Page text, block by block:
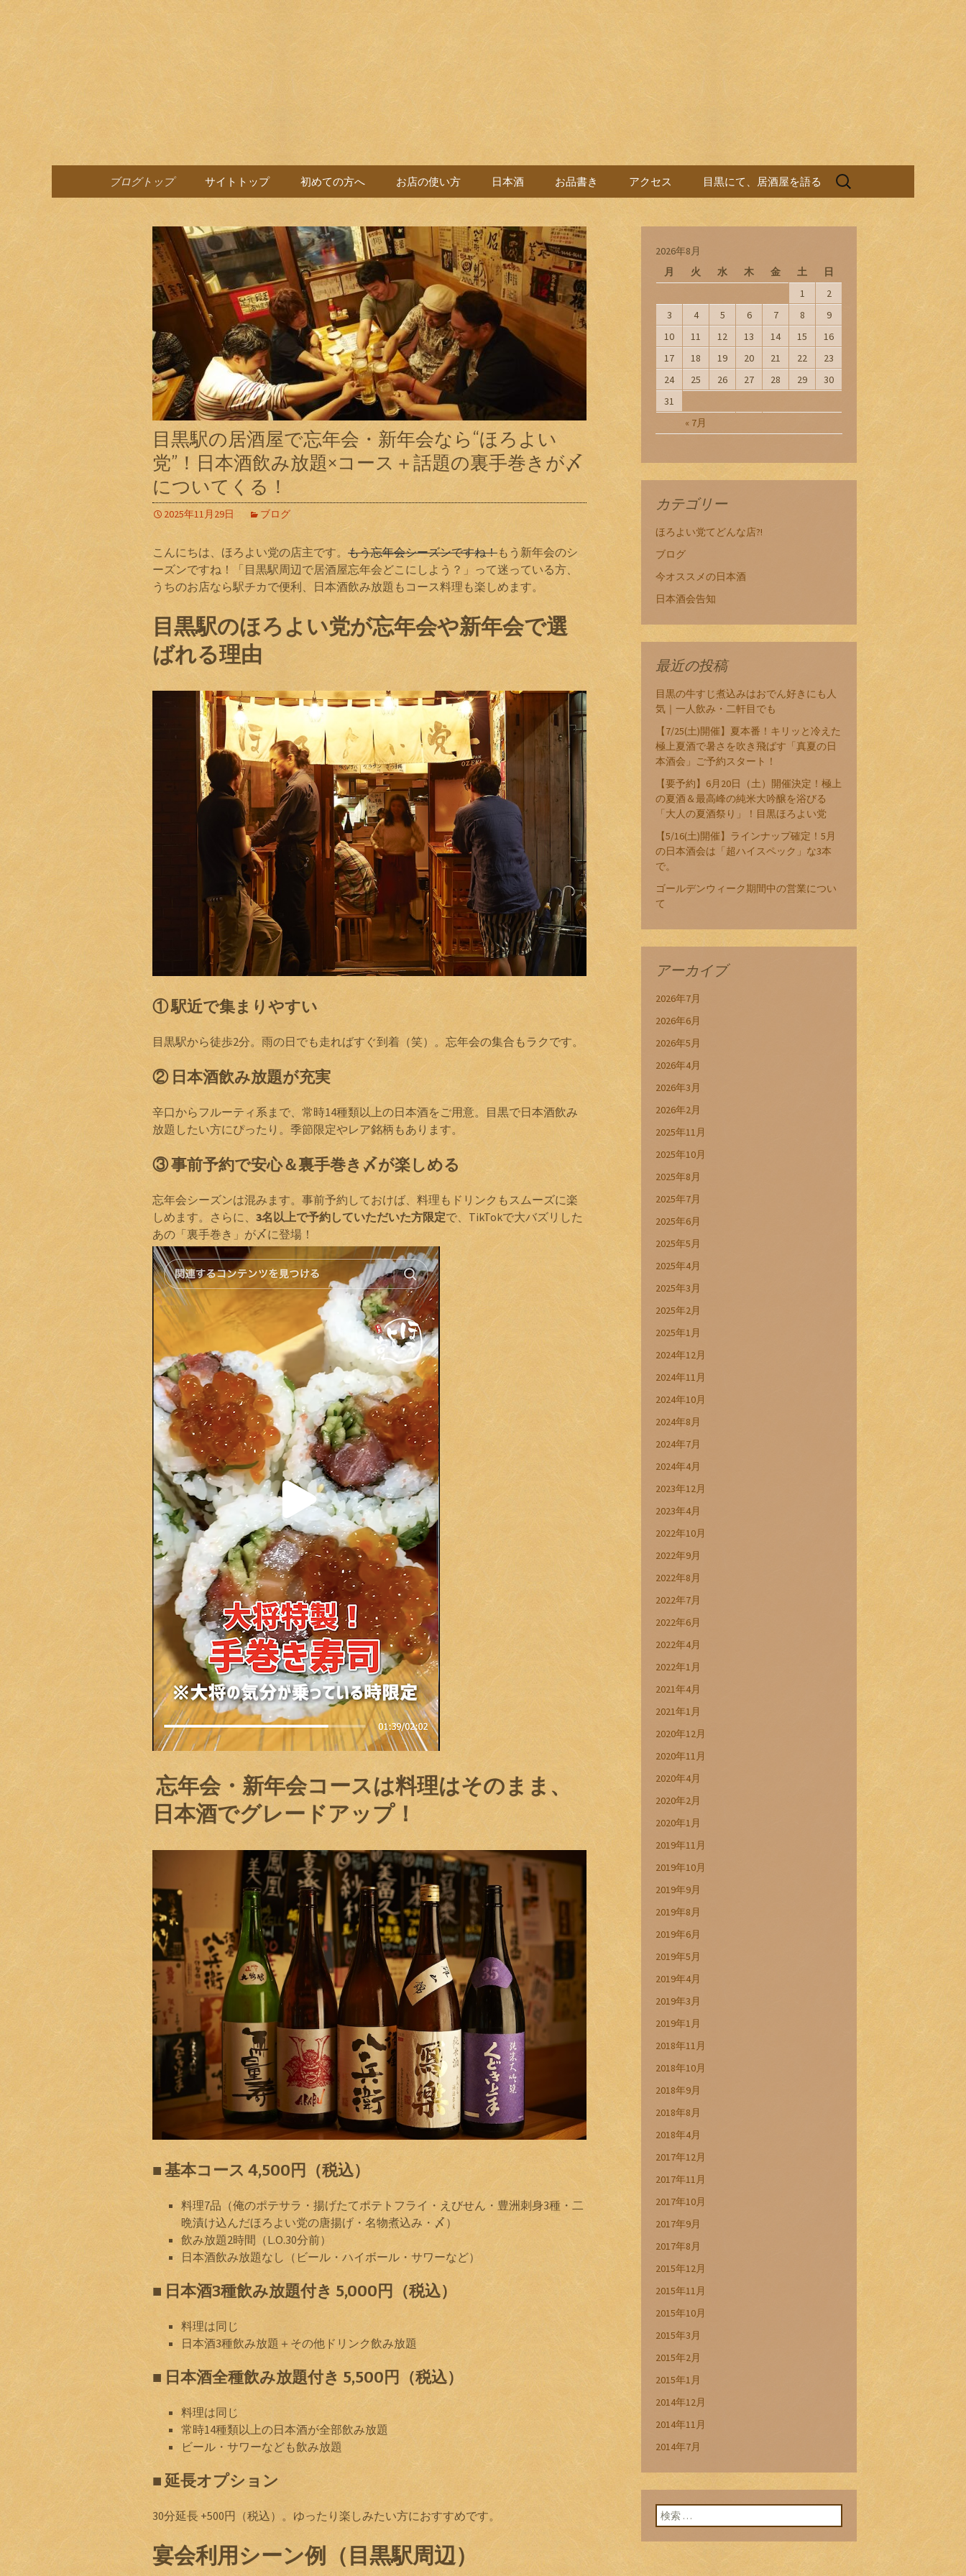
目黒ほろよい党
コンテンツへ移動
ブログトップ サイトトップ 初めての方へ お店の使い方 日本酒 お品書き アクセス 目黒にて、居酒屋を語る
検
目黒駅の居酒屋で忘年会・新年会なら“ほろよい
党”！日本酒飲み放題×コース＋話題の裏手巻きが〆
についてくる！
2025年11月29日 ブログ
こんにちは、ほろよい党の店主です。 もう忘年会シーズンですね！もう新年会のシ
ーズンですね！「目黒駅周辺で居酒屋忘年会どこにしよう？」って迷っている方、
うちのお店なら駅チカで便利、日本酒飲み放題もコース料理も楽しめます。
目黒駅のほろよい党が忘年会や新年会で選
ばれる理由
① 駅近で集まりやすい
目黒駅から徒歩2分。雨の日でも走ればすぐ到着（笑）。忘年会の集合もラクです。
② 日本酒飲み放題が充実
辛口からフルーティ系まで、常時14種類以上の日本酒をご用意。目黒で日本酒飲み
放題したい方にぴったり。季節限定やレア銘柄もあります。
③ 事前予約で安心＆裏手巻き〆が楽しめる
忘年会シーズンは混みます。事前予約しておけば、料理もドリンクもスムーズに楽
しめます。さらに、 3名以上で予約していただいた方限定で、TikTokで大バズリした
あの「裏手巻き」が〆に登場！
️ 忘年会・新年会コースは料理はそのまま、
日本酒でグレードアップ！
■ 基本コース 4,500円（税込）
料理7品（俺のポテサラ・揚げたてポテトフライ・えびせん・豊洲刺身3種・二
晩漬け込んだほろよい党の唐揚げ・名物煮込み・〆）
飲み放題2時間（L.O.30分前）
日本酒飲み放題なし（ビール・ハイボール・サワーなど）
■ 日本酒3種飲み放題付き 5,000円（税込）
料理は同じ
日本酒3種飲み放題＋その他ドリンク飲み放題
■ 日本酒全種飲み放題付き 5,500円（税込）
料理は同じ
常時14種類以上の日本酒が全部飲み放題
ビール・サワーなども飲み放題
■ 延長オプション
30分延長 +500円（税込）。ゆったり楽しみたい方におすすめです。
宴会利用シーン例（目黒駅周辺）
2026年8月
月
火 水 木 金 土 日
« 7月
1
2
3
4 5 6 7 8
9
10
11 12 13 14 15
16
17
18 19 20 21 22
23
24
25 26 27 28 29
30
31
カテゴリー
ほろよい党てどんな店?!
ブログ
今オススメの日本酒
日本酒会告知
最近の投稿
目黒の牛すじ煮込みはおでん好きにも人
気｜一人飲み・二軒目でも
【7/25(土)開催】夏本番！キリッと冷えた
極上夏酒で暑さを吹き飛ばす「真夏の日
本酒会」ご予約スタート！
【要予約】6月20日（土）開催決定！極上
の夏酒＆最高峰の純米大吟醸を浴びる
「大人の夏酒祭り」！目黒ほろよい党
【5/16(土)開催】ラインナップ確定！5月
の日本酒会は「超ハイスペック」な3本
で。
ゴールデンウィーク期間中の営業につい
て
アーカイブ
2026年7月
2026年6月
2026年5月
2026年4月
2026年3月
2026年2月
2025年11月
2025年10月
2025年8月
2025年7月
2025年6月
2025年5月
2025年4月
2025年3月
2025年2月
2025年1月
2024年12月
2024年11月
2024年10月
2024年8月
2024年7月
2024年4月
2023年12月
2023年4月
2022年10月
2022年9月
2022年8月
2022年7月
2022年6月
2022年4月
2022年1月
2021年4月
2021年1月
2020年12月
2020年11月
2020年4月
2020年2月
2020年1月
2019年11月
2019年10月
2019年9月
2019年8月
2019年6月
2019年5月
2019年4月
2019年3月
2019年1月
2018年11月
2018年10月
2018年9月
2018年8月
2018年4月
2017年12月
2017年11月
2017年10月
2017年9月
2017年8月
2015年12月
2015年11月
2015年10月
2015年3月
2015年2月
2015年1月
2014年12月
2014年11月
2014年7月
検索: